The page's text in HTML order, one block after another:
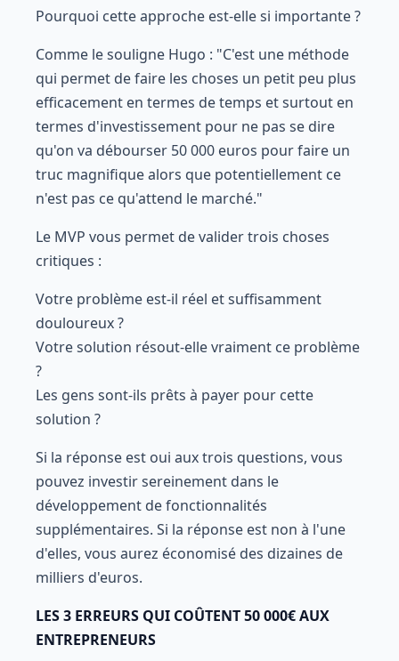
Pourquoi cette approche est-elle si importante ?
Comme le souligne Hugo : "C'est une méthode
qui permet de faire les choses un petit peu plus
efficacement en termes de temps et surtout en
termes d'investissement pour ne pas se dire
qu'on va débourser 50 000 euros pour faire un
truc magnifique alors que potentiellement ce
n'est pas ce qu'attend le marché."
Le MVP vous permet de valider trois choses
critiques :
Votre problème est-il réel et suffisamment
douloureux ?
Votre solution résout-elle vraiment ce problème
?
Les gens sont-ils prêts à payer pour cette
solution ?
Si la réponse est oui aux trois questions, vous
pouvez investir sereinement dans le
développement de fonctionnalités
supplémentaires. Si la réponse est non à l'une
d'elles, vous aurez économisé des dizaines de
milliers d'euros.
LES 3 ERREURS QUI COÛTENT 50 000€ AUX
ENTREPRENEURS